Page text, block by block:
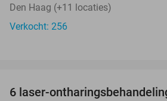
Den Haag (+11 locaties)
Verkocht: 256
6 laser-